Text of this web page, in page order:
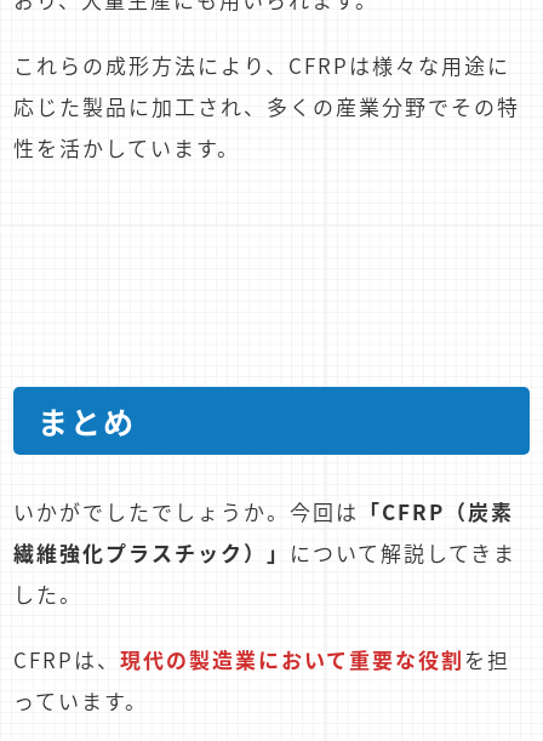
これらの成形方法により、CFRPは様々な用途に
応じた製品に加工され、多くの産業分野でその特
性を活かしています。
まとめ
いかがでしたでしょうか。今回は 「CFRP（炭素
繊維強化プラスチック）」 について解説してきま
した。
CFRPは、現代の製造業において重要な役割 を担
っています。